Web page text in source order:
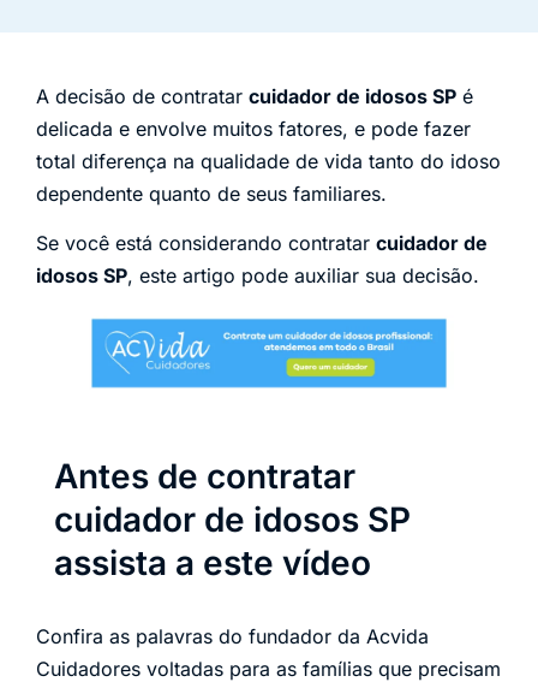
A decisão de contratar cuidador de idosos SP é
delicada e envolve muitos fatores, e pode fazer
total diferença na qualidade de vida tanto do idoso
dependente quanto de seus familiares.
Se você está considerando contratar cuidador de
idosos SP, este artigo pode auxiliar sua decisão.
Antes de contratar
cuidador de idosos SP
assista a este vídeo
Confira as palavras do fundador da Acvida
Cuidadores voltadas para as famílias que precisam